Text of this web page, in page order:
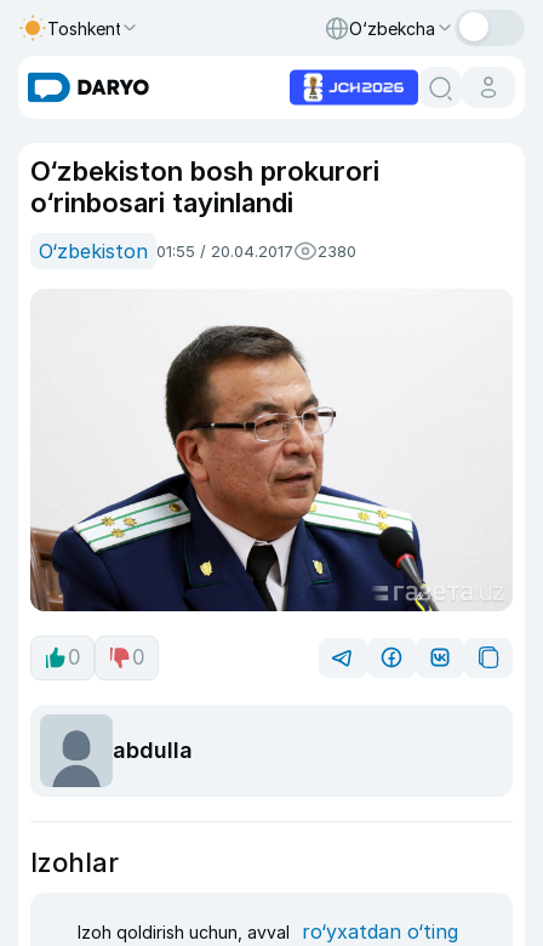
Toshkent O‘zbekcha
O‘zbekiston bosh prokurori
o‘rinbosari tayinlandi
O‘zbekiston 01:55 / 20.04.2017 2380
0 0
abdulla
Izohlar
Izoh qoldirish uchun, avval ro‘yxatdan o‘ting